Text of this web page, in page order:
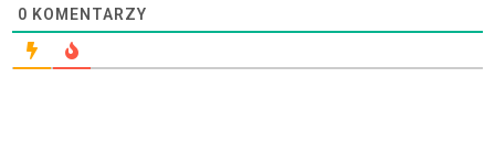
0 KOMENTARZY